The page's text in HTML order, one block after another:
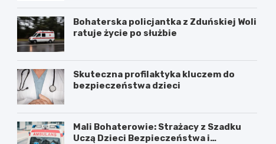
Bohaterska policjantka z Zduńskiej Woli
ratuje życie po służbie
Skuteczna profilaktyka kluczem do
bezpieczeństwa dzieci
Mali Bohaterowie: Strażacy z Szadku
Uczą Dzieci Bezpieczeństwa i